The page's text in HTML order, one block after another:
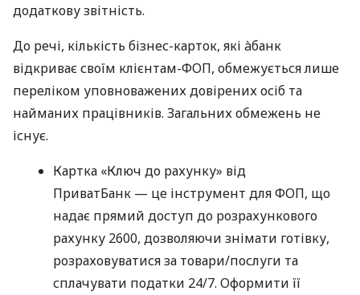
додаткову звітність.
До речі, кількість бізнес-карток, які àбанк
відкриває своїм клієнтам-ФОП, обмежується лише
переліком уповноважених довірених осіб та
найманих працівників. Загальних обмежень не
існує.
Картка «Ключ до рахунку» від
ПриватБанк — це інструмент для ФОП, що
надає прямий доступ до розрахункового
рахунку 2600, дозволяючи знімати готівку,
розраховуватися за товари/послуги та
сплачувати податки 24/7. Оформити її